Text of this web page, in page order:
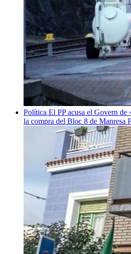
Política El PP acusa el Govern
la compra del Bloc 8 de Manresa